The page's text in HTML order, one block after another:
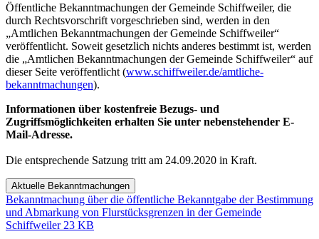
Öffentliche Bekanntmachungen der Gemeinde Schiffweiler, die
durch Rechtsvorschrift vorgeschrieben sind, werden in den
„Amtlichen Bekanntmachungen der Gemeinde Schiffweiler“
veröffentlicht. Soweit gesetzlich nichts anderes bestimmt ist, werden
die „Amtlichen Bekanntmachungen der Gemeinde Schiffweiler“ auf
dieser Seite veröffentlicht (www.schiffweiler.de/amtliche-
bekanntmachungen).
Informationen über kostenfreie Bezugs- und
Zugriffsmöglichkeiten erhalten Sie unter nebenstehender E-
Mail-Adresse.
Die entsprechende Satzung tritt am 24.09.2020 in Kraft.
Aktuelle Bekanntmachungen
Bekanntmachung über die öffentliche Bekanntgabe der Bestimmung
und Abmarkung von Flurstücksgrenzen in der Gemeinde
Schiffweiler23 KB